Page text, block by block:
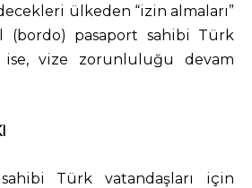
ülkeden “izin almaları”
(bordo) pasaport sahibi Türk
ise, vize zorunluluğu devam
Türk vatandaşları için